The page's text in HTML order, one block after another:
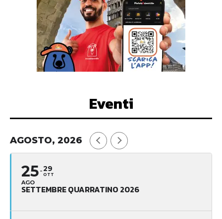
Eventi
AGOSTO, 2026
25
AGO
29
OTT
SETTEMBRE QUARRATINO 2026